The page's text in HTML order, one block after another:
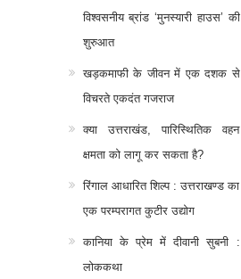
विश्वसनीय ब्रांड ‘मुनस्यारी हाउस’ की
शुरुआत
खड़कमाफी के जीवन में एक दशक से
विचरते एकदंत गजराज
क्या उत्तराखंड, पारिस्थितिक वहन
क्षमता को लागू कर सकता है?
रिंगाल आधारित शिल्प : उत्तराखण्ड का
एक परम्परागत कुटीर उद्योग
कानिया के प्रेम में दीवानी सुबनी :
लोककथा